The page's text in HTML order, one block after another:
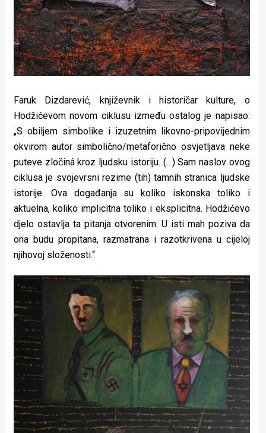
Faruk Dizdarević, književnik i historičar kulture, o
Hodžićevom novom ciklusu između ostalog je napisao:
„S obiljem simbolike i izuzetnim likovno-pripovijednim
okvirom autor simbolično/metaforično osvjetljava neke
puteve zločinâ kroz ljudsku istoriju. (…) Sam naslov ovog
ciklusa je svojevrsni rezime (tih) tamnih stranica ljudske
istorije. Ova događanja su koliko iskonska toliko i
aktuelna, koliko implicitna toliko i eksplicitna. Hodžićevo
djelo ostavlja ta pitanja otvorenim. U isti mah poziva da
ona budu propitana, razmatrana i razotkrivena u cijeloj
njihovoj složenosti.“